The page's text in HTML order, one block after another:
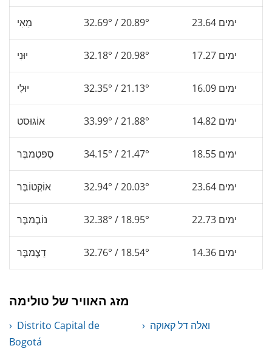
מַאִי 32.69° / 20.89° 23.64 ימים
יוּנִי 32.18° / 20.98° 17.27 ימים
יוּלִי 32.35° / 21.13° 16.09 ימים
אוֹגוּסט 33.99° / 21.88° 14.82 ימים
סֶפּטֶמבֶּר 34.15° / 21.47° 18.55 ימים
אוֹקְטוֹבֶּר 32.94° / 20.03° 23.64 ימים
נוֹבֶמבֶּר 32.38° / 18.95° 22.73 ימים
דֵצֶמבֶּר 32.76° / 18.54° 14.36 ימים
מזג האוויר של טולימה
Distrito Capital de
Bogotá
ואלה דל קאוקה